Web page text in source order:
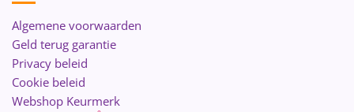
Algemene voorwaarden
Geld terug garantie
Privacy beleid
Cookie beleid
Webshop Keurmerk